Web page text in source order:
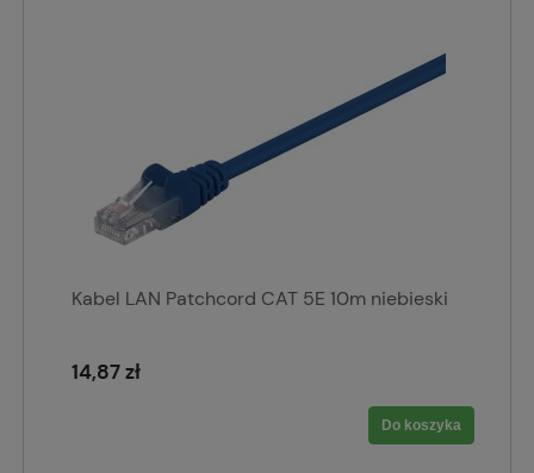
Kabel LAN Patchcord CAT 5E 10m niebieski
14,87 zł
Do koszyka